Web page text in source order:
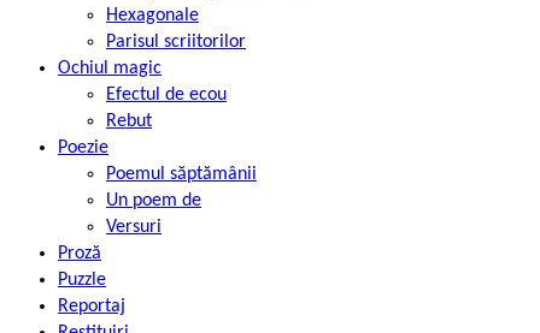
Hexagonale
Parisul scriitorilor
Ochiul magic
Efectul de ecou
Rebut
Poezie
Poemul săptămânii
Un poem de
Versuri
Proză
Puzzle
Reportaj